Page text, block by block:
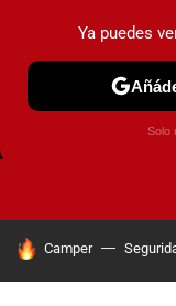
HOY SE HABLA DE
Camper
Ya puedes
Solo